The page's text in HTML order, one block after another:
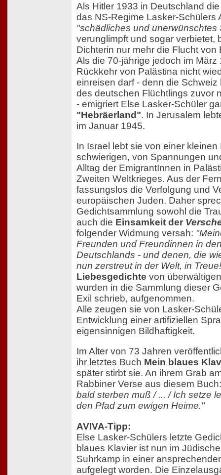
Als Hitler 1933 in Deutschland
das NS-Regime Lasker-Schülers
"schädliches und unerwünschtes
verunglimpft und sogar verbietet,
Dichterin nur mehr die Flucht von
Als die 70-jährige jedoch im März
Rückkehr von Palästina nicht
einreisen darf - denn die Schweiz
des deutschen Flüchtlings zuvor
- emigriert Else Lasker-Schüler
"Hebräerland". In Jerusalem
im Januar 1945.
In Israel lebt sie von einer
schwierigen, von Spannungen
Alltag der EmigrantInnen in
Zweiten Weltkrieges. Aus der
fassungslos die Verfolgung und
europäischen Juden. Daher
Gedichtsammlung sowohl die
auch die Einsamkeit der
folgender Widmung versah:
Freunden und Freundinnen in
Deutschlands - und denen, die
nun zerstreut in der Welt, in
Liebesgedichte von
wurden in die Sammlung dieser
Exil schrieb, aufgenommen.
Alle zeugen sie von Lasker-
Entwicklung einer artifiziellen
eigensinnigen Bildhaftigkeit.
Im Alter von 73 Jahren
ihr letztes Buch Mein blaues
später stirbt sie. An ihrem Grab
Rabbiner Verse aus diesem
bald sterben muß / ... / Ich setze
den Pfad zum ewigen Heime."
AVIVA-Tipp:
Else Lasker-Schülers letzte
blaues Klavier ist nun im
Suhrkamp in einer
aufgelegt worden. Die